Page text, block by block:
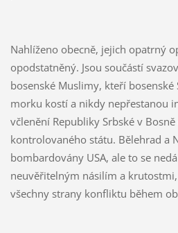
Nahlíženo obecně, jejich opatrný
opodstatněný. Jsou součástí
bosenské Muslimy, kteří bosenské
morku kostí a nikdy nepřestanou
včlenění Republiky Srbské v
kontrolovaného státu. Bělehrad a
bombardovány USA, ale to se
neuvěřitelným násilím a
všechny strany konfliktu během